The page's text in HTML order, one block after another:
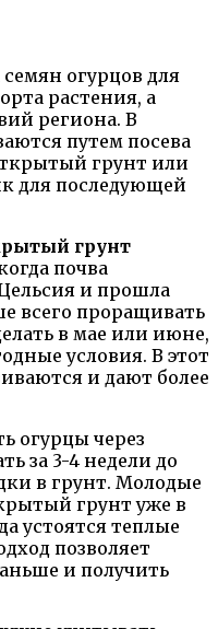
огурцов для
растения, а
региона. В
путем посева
грунт или
для последующей
грунт
почва
Цельсия и прошла
всего проращивать
в мае или июне,
условия. В этот
и дают более
огурцы через
за 3-4 недели до
в грунт. Молодые
грунт уже в
устоятся теплые
позволяет
и получить